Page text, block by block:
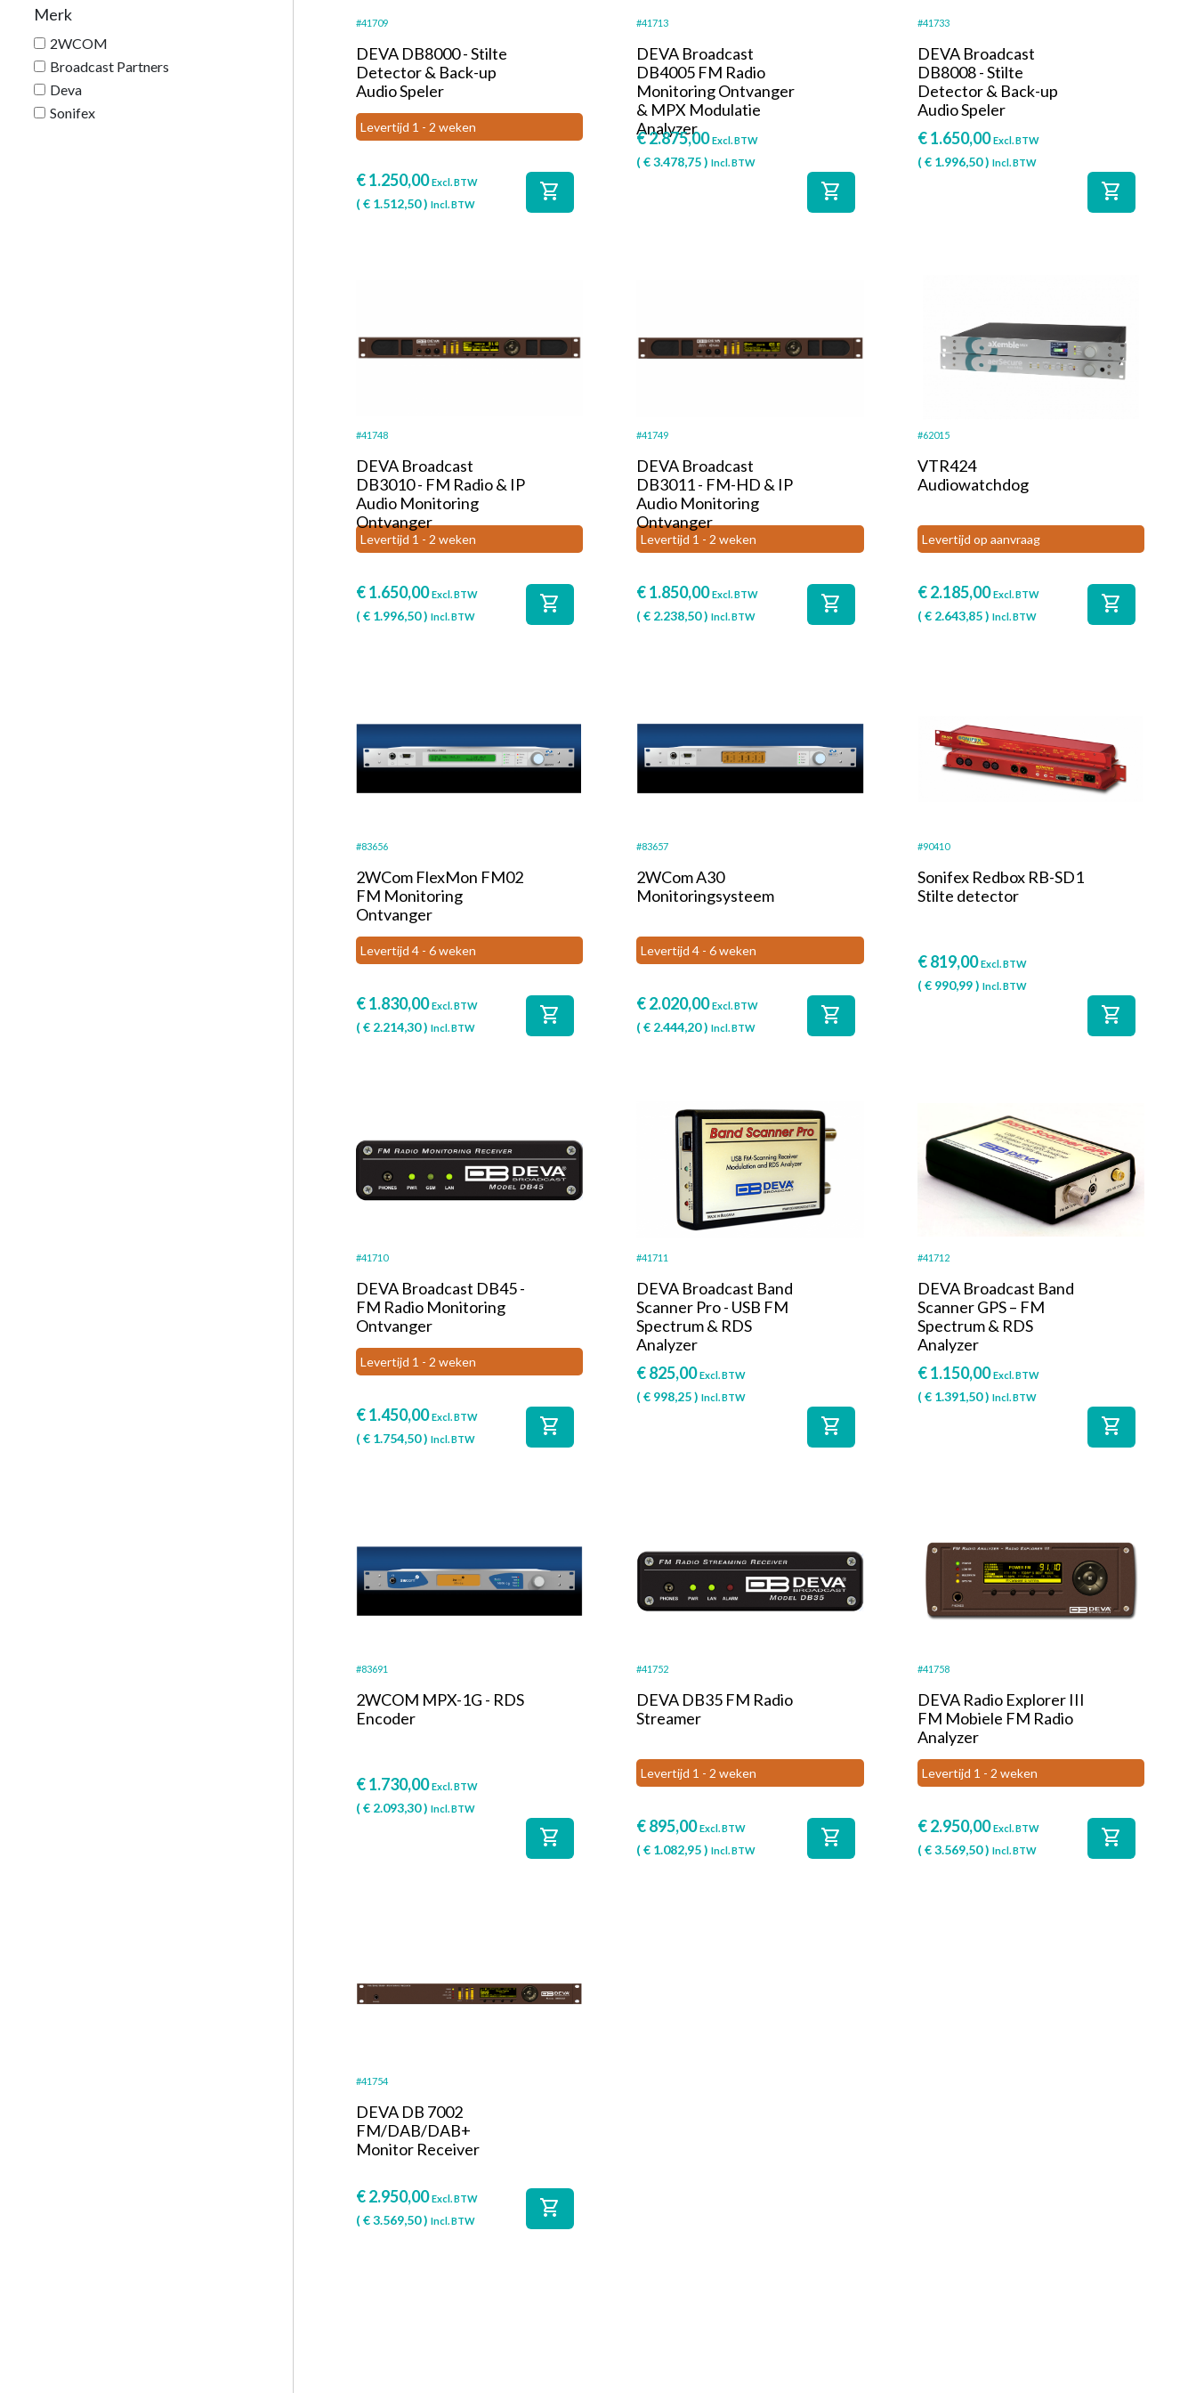
Merk
2WCOM
Broadcast Partners
Deva
Sonifex
#41709
DEVA DB8000 - Stilte
Detector & Back-up
Audio Speler
Levertijd 1 - 2 weken
€1.250,00 Excl. BTW
(€ 1.512,50) Incl. BTW
shopping_cart
#41713
DEVA Broadcast
DB4005 FM Radio
Monitoring Ontvanger
& MPX Modulatie
Analyzer
€2.875,00 Excl. BTW
(€3.478,75)Incl. BTW
shopping_cart
#41733
DEVA Broadcast
DB8008 - Stilte
Detector & Back-up
Audio Speler
€1.650,00 Excl. BTW
(€1.996,50) Incl. BTW
shopping_cart
#41748
DEVA Broadcast
DB3010 - FM Radio & IP
Audio Monitoring
Ontvanger
Levertijd 1 - 2 weken
€1.650,00 Excl. BTW
(€ 1.996,50) Incl. BTW
shopping_cart
#41749
DEVA Broadcast
DB3011 - FM-HD & IP
Audio Monitoring
Ontvanger
Levertijd 1 - 2 weken
€1.850,00 Excl. BTW
(€ 2.238,50)Incl. BTW
shopping_cart
#62015
VTR424
Audiowatchdog
Levertijd op aanvraag
€2.185,00 Excl. BTW
(€2.643,85) Incl. BTW
shopping_cart
#83656
2WCom FlexMon FM02
FM Monitoring
Ontvanger
Levertijd 4 - 6 weken
€1.830,00 Excl. BTW
(€ 2.214,30) Incl. BTW
shopping_cart
#83657
2WCom A30
Monitoringsysteem
Levertijd 4 - 6 weken
€2.020,00 Excl. BTW
(€ 2.444,20)Incl. BTW
shopping_cart
#90410
Sonifex Redbox RB-SD1
Stilte detector
€819,00 Excl. BTW
(€990,99) Incl. BTW
shopping_cart
#41710
DEVA Broadcast DB45 -
FM Radio Monitoring
Ontvanger
Levertijd 1 - 2 weken
€1.450,00 Excl. BTW
(€ 1.754,50) Incl. BTW
shopping_cart
#41711
DEVA Broadcast Band
Scanner Pro - USB FM
Spectrum & RDS
Analyzer
€825,00 Excl. BTW
(€ 998,25)Incl. BTW
shopping_cart
#41712
DEVA Broadcast Band
Scanner GPS – FM
Spectrum & RDS
Analyzer
€1.150,00 Excl. BTW
(€1.391,50) Incl. BTW
shopping_cart
#83691
2WCOM MPX-1G - RDS
Encoder
€1.730,00 Excl. BTW
(€ 2.093,30) Incl. BTW
shopping_cart
#41752
DEVA DB35 FM Radio
Streamer
Levertijd 1 - 2 weken
€895,00 Excl. BTW
(€ 1.082,95)Incl. BTW
shopping_cart
#41758
DEVA Radio Explorer III
FM Mobiele FM Radio
Analyzer
Levertijd 1 - 2 weken
€2.950,00 Excl. BTW
(€3.569,50) Incl. BTW
shopping_cart
#41754
DEVA DB 7002
FM/DAB/DAB+
Monitor Receiver
€2.950,00 Excl. BTW
(€3.569,50) Incl. BTW
shopping_cart